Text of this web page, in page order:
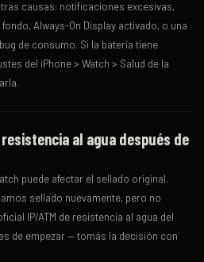
causas: notificaciones excesivas,
Always-On Display activado, o una
de consumo. Si la batería tiene
del iPhone > Watch > Salud de la
al agua después de
puede afectar el sellado original.
sellado nuevamente, pero no
IP/ATM de resistencia al agua del
de empezar — tomás la decisión con